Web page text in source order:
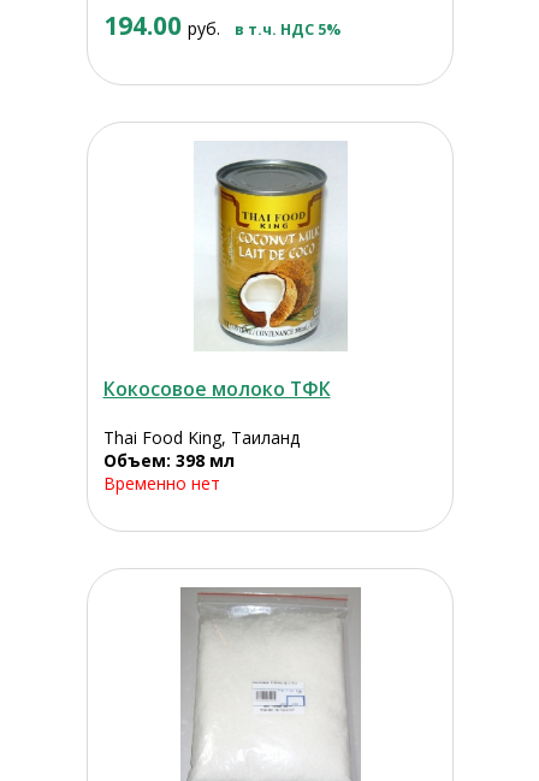
194.00 руб. в т.ч. НДС 5%
Кокосовое молоко ТФК
Thai Food King, Таиланд
Объем: 398 мл
Временно нет